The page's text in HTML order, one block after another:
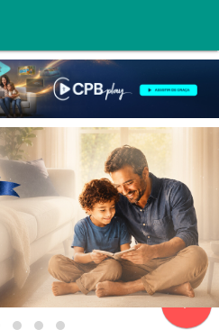
navigate_next